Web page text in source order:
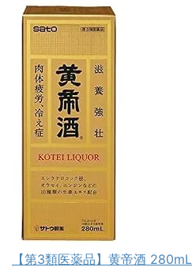
【第3類医薬品】黄帝酒 280mL